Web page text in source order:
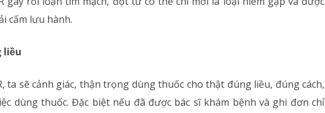
cấm lưu hành.
liều
ta sẽ cảnh giác, thận trọng dùng thuốc cho thật đúng liều, đúng cách,
dùng thuốc. Đặc biệt nếu đã được bác sĩ khám bệnh và ghi đơn chỉ